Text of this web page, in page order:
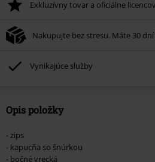
Po zadaní kódu v košíku, sa zľava uplatní
Nemožno kombinovať s inými akciovými
knihy, médiá, vstupenky, Rammstein, (Till)
ktorých kúpou podporíte nadáciu.
Exkluzívny tovar a oficiálne
Nakupujte bez stresu. Máte 30
Vynikajúce služby
Opis položky
- zips
- kapucňa so šnúrkou
- bočné vrecká